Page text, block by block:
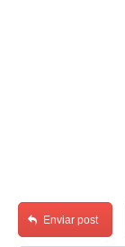
Enviar post